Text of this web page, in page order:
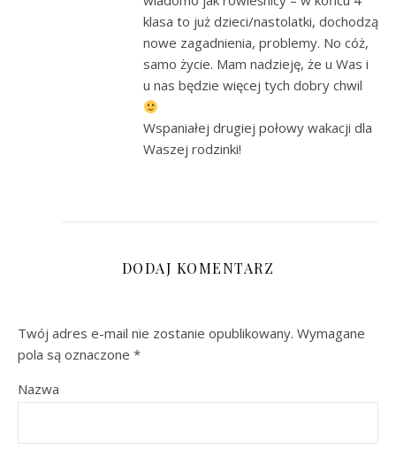
klasa to już dzieci/nastolatki, dochodzą
nowe zagadnienia, problemy. No cóż,
samo życie. Mam nadzieję, że u Was i
u nas będzie więcej tych dobry chwil
Wspaniałej drugiej połowy wakacji dla
Waszej rodzinki!
DODAJ KOMENTARZ
Twój adres e-mail nie zostanie opublikowany. Wymagane
pola są oznaczone *
Nazwa